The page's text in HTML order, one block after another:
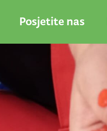
Posjetite nas